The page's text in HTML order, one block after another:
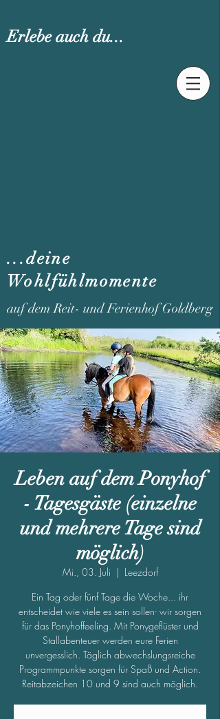
Erlebe auch du...
...deine
Wohlfühlmomente
auf dem Reit- und Ferienhof Goldberg
Leben auf dem Ponyhof
- Tagesgäste (einzelne
und mehrere Tage sind
möglich)
Mi., 03. Juli
  |
Leezdorf
Ein Tag oder fünf Tage die Woche... ihr
entscheidet wie viele es sein sollen- wir sorgen
für das Ponyhoffeeling. Mit Ponygeflüster und
Stallabenteuer werden eure Ferien
unvergesslich. Täglich abwechslungsreiche
Programmpunkte sorgen für Spaß und Action.
Reitabzeichen 10 und 9 sind auch möglich.